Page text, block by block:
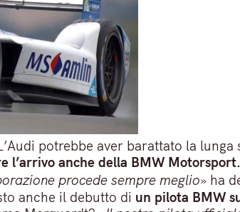
potrebbe aver barattato la
l’arrivo anche della BMW Motorsport.
procede sempre meglio» ha
anche il debutto di un pilota BMW